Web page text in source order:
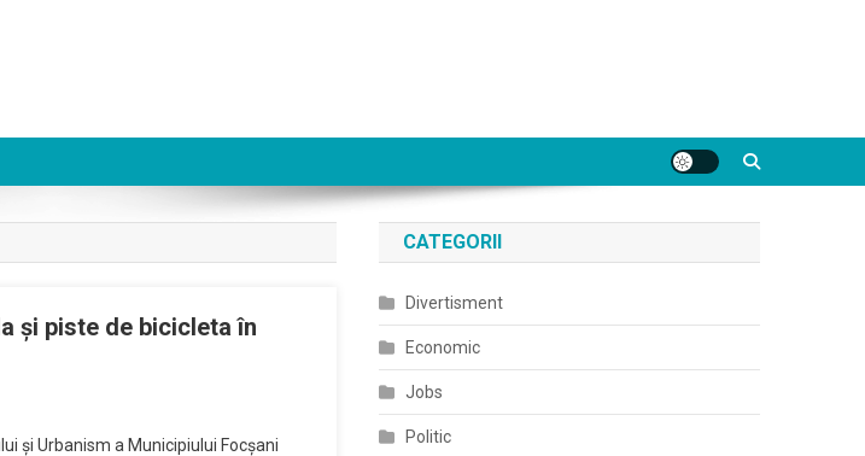
și piste de bicicleta în
și Urbanism a Municipiului Focșani
CATEGORII
Divertisment
Economic
Jobs
Politic